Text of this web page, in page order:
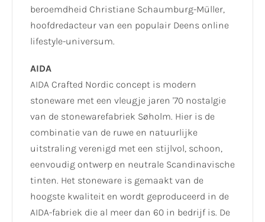
beroemdheid Christiane Schaumburg-Müller,
hoofdredacteur van een populair Deens online
lifestyle-universum.
AIDA
AIDA Crafted Nordic concept is modern
stoneware met een vleugje jaren '70 nostalgie
van de stonewarefabriek Søholm. Hier is de
combinatie van de ruwe en natuurlijke
uitstraling verenigd met een stijlvol, schoon,
eenvoudig ontwerp en neutrale Scandinavische
tinten. Het stoneware is gemaakt van de
hoogste kwaliteit en wordt geproduceerd in de
AIDA-fabriek die al meer dan 60 in bedrijf is. De